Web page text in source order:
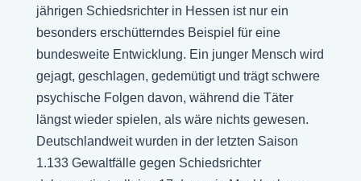
jährigen Schiedsrichter in Hessen ist nur ein
besonders erschütterndes Beispiel für eine
bundesweite Entwicklung. Ein junger Mensch wird
gejagt, geschlagen, gedemütigt und trägt schwere
psychische Folgen davon, während die Täter
längst wieder spielen, als wäre nichts gewesen.
Deutschlandweit wurden in der letzten Saison
1.133 Gewaltfälle gegen Schiedsrichter